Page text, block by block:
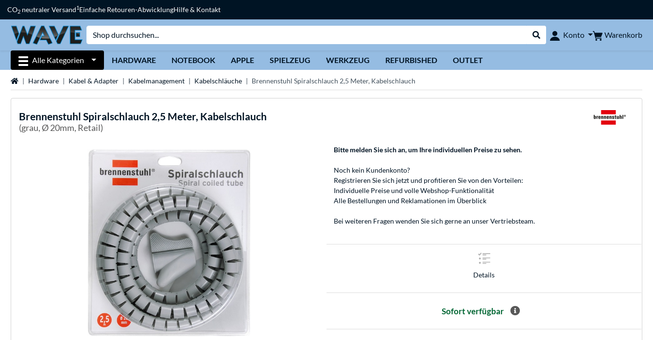
CO2 neutraler Versand1Einfache Retouren-AbwicklungHilfe & Kontakt
Suche durchführen
Konto Warenkorb
Alle Kategorien HARDWARE NOTEBOOK APPLE SPIELZEUG WERKZEUG REFURBISHED OUTLET
StartseiteHardware Kabel & Adapter Kabelmanagement Kabelschläuche Brennenstuhl Spiralschlauch 2,5 Meter, Kabelschlauch
Brennenstuhl Spiralschlauch 2,5 Meter, Kabelschlauch
(grau, Ø 20mm, Retail)
Bitte melden Sie sich an, um Ihre individuellen Preise zu sehen.
Noch kein Kundenkonto?
Registrieren Sie sich jetzt und profitieren Sie von den Vorteilen:
Individuelle Preise und volle Webshop-Funktionalität
Alle Bestellungen und Reklamationen im Überblick
Bei weiteren Fragen wenden Sie sich gerne an unserVertriebsteam.
Details
Sofort verfügbar